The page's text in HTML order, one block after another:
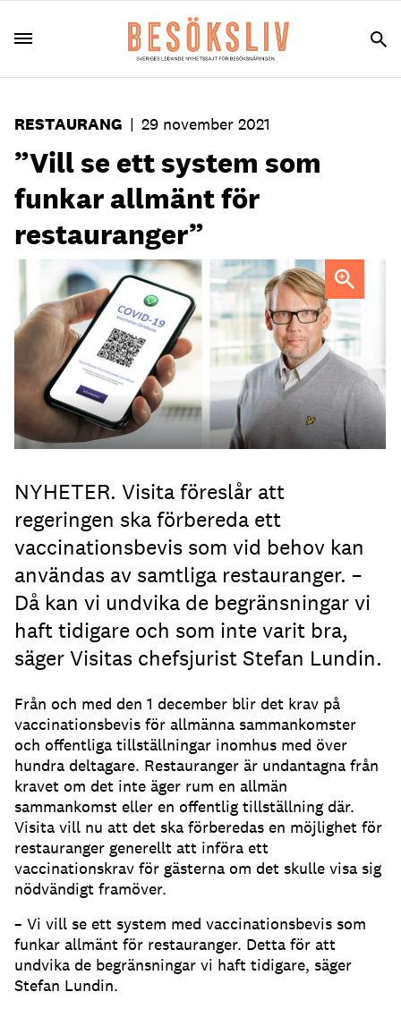
RESTAURANG | 29 november 2021
”Vill se ett system som
funkar allmänt för
restauranger”
Stefan Lundin, Visitas chefsjurist, vill se ett system med
vaccinationsbevis som funkar allmänt för restauranger.
Foto: Colourbox/Visita
NYHETER. Visita föreslår att
regeringen ska förbereda ett
vaccinationsbevis som vid behov kan
användas av samtliga restauranger. –
Då kan vi undvika de begränsningar vi
haft tidigare och som inte varit bra,
säger Visitas chefsjurist Stefan Lundin.
Från och med den 1 december blir det krav på
vaccinationsbevis för allmänna sammankomster
och offentliga tillställningar inomhus med över
hundra deltagare. Restauranger är undantagna från
kravet om det inte äger rum en allmän
sammankomst eller en offentlig tillställning där.
Visita vill nu att det ska förberedas en möjlighet för
restauranger generellt att införa ett
vaccinationskrav för gästerna om det skulle visa sig
nödvändigt framöver.
– Vi vill se ett system med vaccinationsbevis som
funkar allmänt för restauranger. Detta för att
undvika de begränsningar vi haft tidigare, säger
Stefan Lundin.